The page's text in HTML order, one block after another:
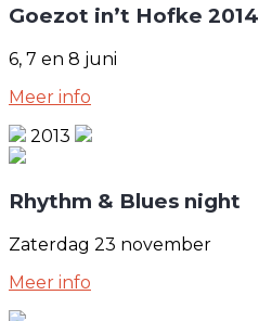
Goezot in’t Hofke 2014
6, 7 en 8 juni
Meer info
2013
Rhythm & Blues night
Zaterdag 23 november
Meer info